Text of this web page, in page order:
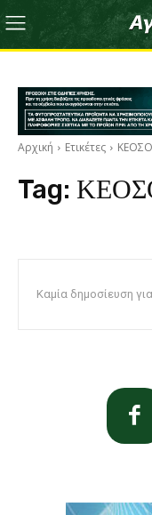
Αρχική Ετικέτες
Tag:
Καμία δημοσίευση